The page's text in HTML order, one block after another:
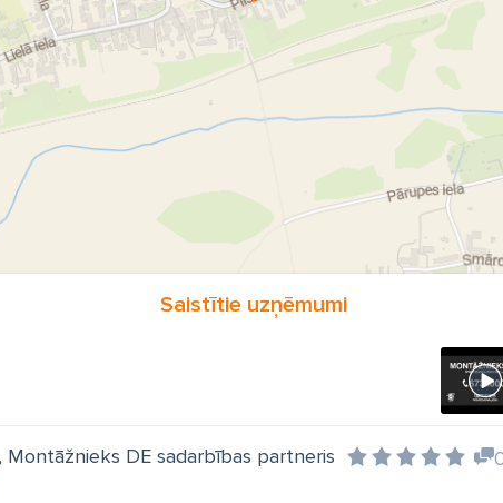
Saistītie uzņēmumi
Montāžnieks DE sadarbības partneris